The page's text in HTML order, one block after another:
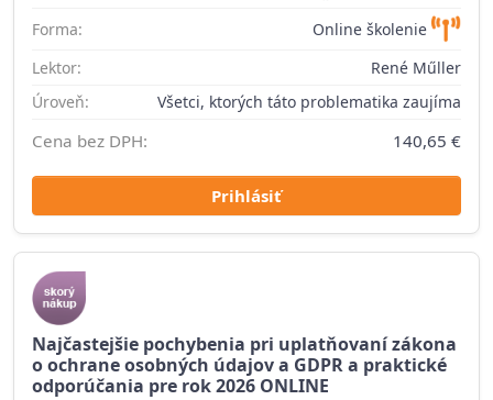
Forma:
Online školenie
Lektor:
René Műller
Úroveň:
Všetci, ktorých táto problematika zaujíma
Cena bez DPH: 140,65 €
Prihlásiť
Najčastejšie pochybenia pri uplatňovaní zákona
o ochrane osobných údajov a GDPR a praktické
odporúčania pre rok 2026 ONLINE